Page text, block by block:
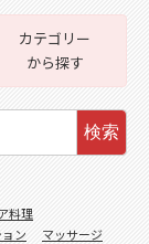
カテゴリー
から探す
検索
料理
ン
マッサージ